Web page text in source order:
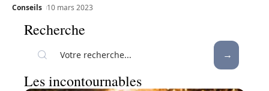
Conseils 10 mars 2023
Recherche
Les incontournables